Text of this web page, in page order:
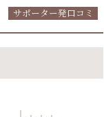
サポーター発口コミ